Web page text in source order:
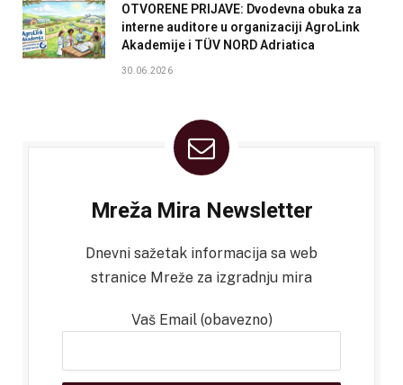
OTVORENE PRIJAVE: Dvodevna obuka za
interne auditore u organizaciji AgroLink
Akademije i TÜV NORD Adriatica
30.06.2026
Mreža Mira Newsletter
Dnevni sažetak informacija sa web
stranice Mreže za izgradnju mira
Vaš Email (obavezno)